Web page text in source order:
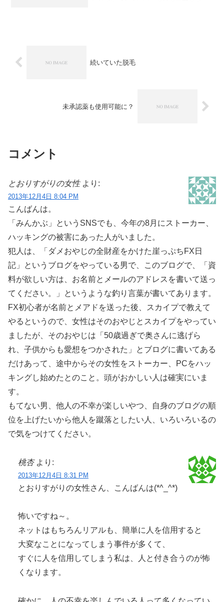
続いていた脱毛
未承認薬も使用可能に？
コメント
とおりすがりの女性 より:
2013年12月4日 8:04 PM
こんばんは。
「みんかぶ」というSNSでも、今年の8月にストーカー、
ハッキングの被害にあった人がいました。
犯人は、「ダメおやじの全財産をかけた崖っぷちFX日
記」というブログをやっている男で、このブログで、「資
料が欲しい方は、お名前とメールのアドレスを書いて送っ
てください。」というような釣り言葉が書いてあります。
FX初心者が名前とメアドを送った後、スカイプで教えて
やるというので、女性はそのおやじとスカイプをやってい
ましたが、そのおやじは「50歳過ぎで奥さんに逃げら
れ、子供からも愛想をつかされた」とブログに書いてある
だけあって、途中からその女性をストーカー、PCをハッ
キングし始めたとのこと。頭がおかしい人は確実にいま
す。
もてない男、他人の不幸が楽しいやつ、自身のブログの順
位を上げたいから他人を蹴落としたい人、いろいろいるの
で気をつけてください。
桃杏 より:
2013年12月4日 8:31 PM
とおりすがりの女性さん、こんばんは(*^_^*)
怖いですね～。
ネットはもちろんリアルも、簡単に人を信用すると
大変なことになってしまう事件が多くて、
すぐに人を信用してしまう私は、人と付き合うのが怖
くなります。